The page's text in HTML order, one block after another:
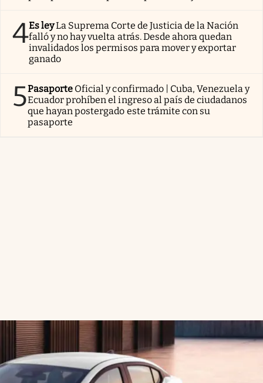
4Es leyLa Suprema Corte de Justicia de la Nación
falló y no hay vuelta atrás. Desde ahora quedan
invalidados los permisos para mover y exportar
ganado
5Pasaporte Oficial y confirmado | Cuba, Venezuela y
Ecuador prohíben el ingreso al país de ciudadanos
que hayan postergado este trámite con su
pasaporte